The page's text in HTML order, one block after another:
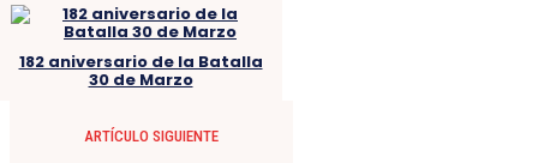
182 aniversario de la Batalla
30 de Marzo
ARTÍCULO SIGUIENTE